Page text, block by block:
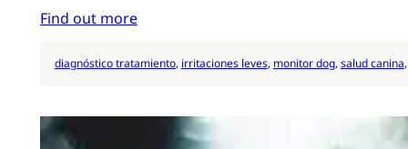
Find out more
diagnóstico tratamiento, irritaciones leves, monitor dog, salud canina